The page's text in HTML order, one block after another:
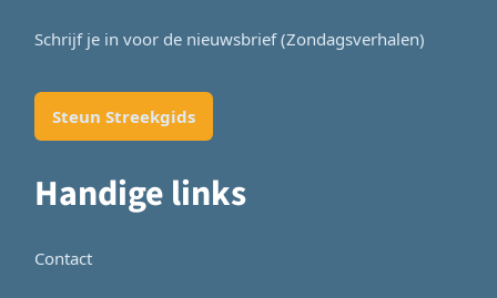
Schrijf je in voor de nieuwsbrief (Zondagsverhalen)
Steun Streekgids
Handige links
Contact